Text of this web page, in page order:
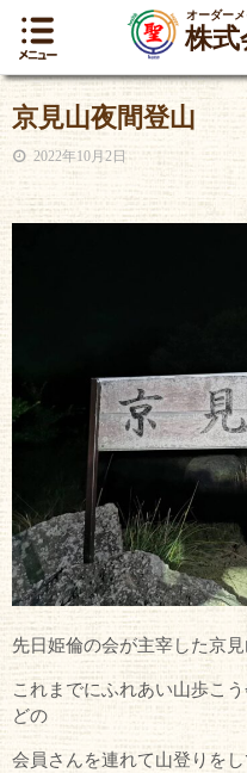
オーダー
株式
京見山夜間登山
2022年10月2日
先日姫倫の会が主宰した京
これまでにふれあい山歩こ
どの
会員さんを連れて山登りを